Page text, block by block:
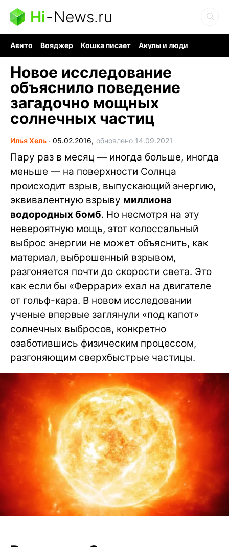
Hi-News.ru
Авито Вояджер Кошка писает
Акулы и люди
Новое исследование
объяснило поведение
загадочно мощных
солнечных частиц
Илья Хель ∙ 05.02.2016, обновлено 14.09.2021
Пару раз в месяц — иногда больше, иногда
меньше — на поверхности Солнца
происходит взрыв, выпускающий энергию,
эквивалентную взрыву миллиона
водородных бомб. Но несмотря на эту
невероятную мощь, этот колоссальный
выброс энергии не может объяснить, как
материал, выброшенный взрывом,
разгоняется почти до скорости света. Это
как если бы «Феррари» ехал на двигателе
от гольф-кара. В новом исследовании
ученые впервые заглянули «под капот»
солнечных выбросов, конкретно
озаботившись физическим процессом,
разгоняющим сверхбыстрые частицы.